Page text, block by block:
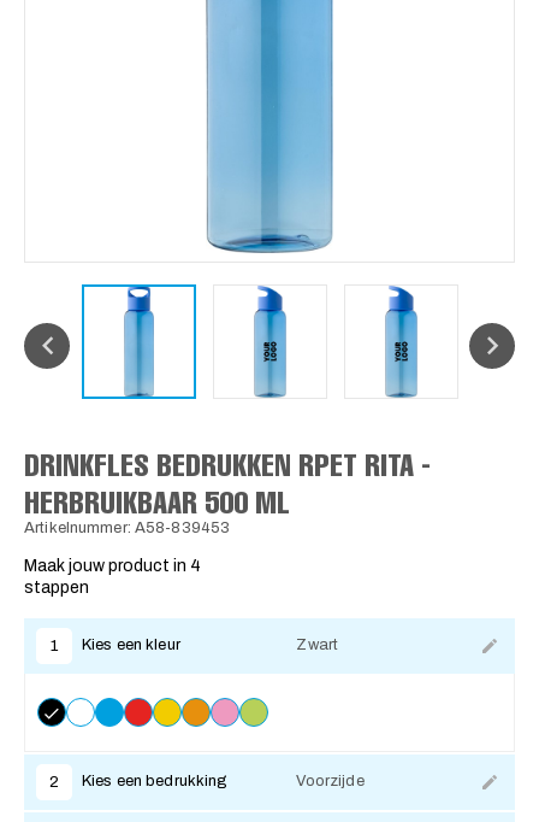
DRINKFLES BEDRUKKEN RPET RITA -
HERBRUIKBAAR 500 ML
Artikelnummer: A58-839453
Maak jouw product in 4
stappen
1 Kies een kleur Zwart
2 Kies een bedrukking Voorzijde